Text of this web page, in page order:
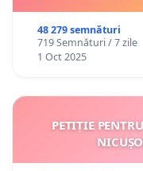
48 279 semnături
719 Semnături / 7 zile
1 Oct 2025
PETIȚIE